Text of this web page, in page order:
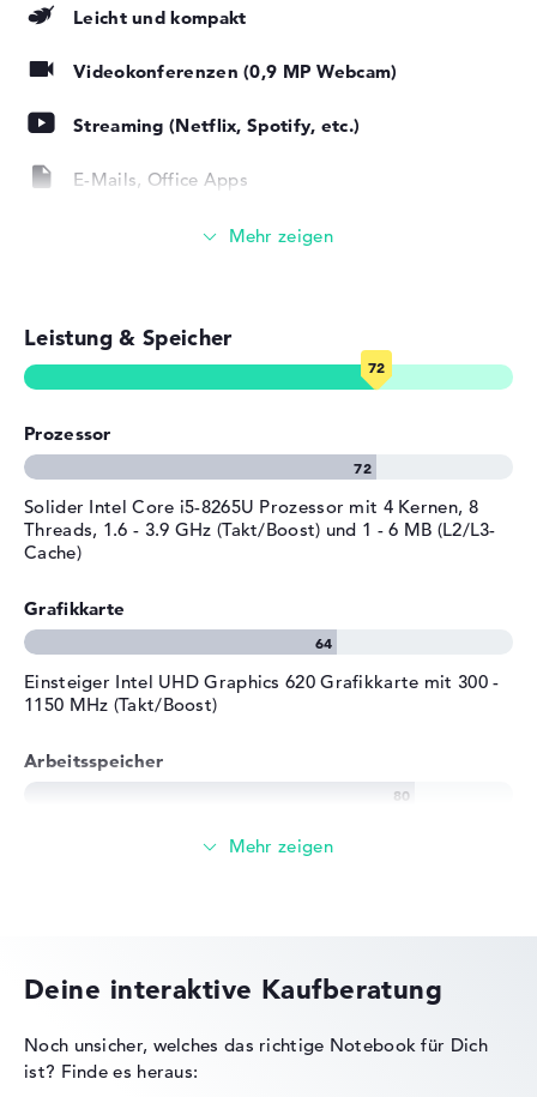
Höhe
Gewicht
1,8 kg
Material
Aluminium
Farbe
Microsoft Windows 10 Home
Service & Support
2 Jahre internationale
Beim Einkauf ist Microsoft Windows 10 Home (64 Bit) als
Programm-Grundlage direkt mit dabei. Der Entwickler
gewährt für dieses Gerät eine internationale Garantie
Zusicherung von 2 Jahre.
Leicht und kompakt
Videokonferenzen (0,9 MP Webcam)
Streaming (Netflix, Spotify, etc.)
E-Mails, Office Apps
Surfen im Internet
Leistung & Speicher
Prozessor
Solider Intel Core i5-8265U Prozessor mit 4 Kernen, 8
Threads, 1.6 - 3.9 GHz (Takt/Boost) und 1 - 6 MB (L2/L3-
Cache)
Grafikkarte
Einsteiger Intel UHD Graphics 620 Grafikkarte mit 300 -
1150 MHz (Takt/Boost)
Arbeitsspeicher
Solide 8 GB (2 x 4 GB) Arbeitspeicher - DDR4 SDRAM -
PC4-19200 - 2400 MHz
Mittelgroßer 512 GB SSD Speicher
Mobilität
Deine interaktive Kaufberatung
Noch unsicher, welches das richtige Notebook für Dich
ist? Finde es heraus: